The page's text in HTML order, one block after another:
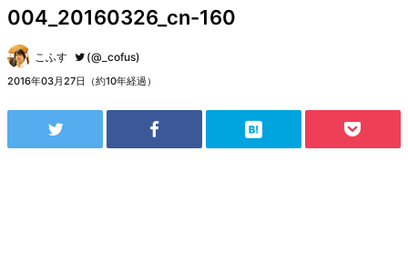
004_20160326_cn-160
こふす (@_cofus)
2016年03月27日（約10年経過）